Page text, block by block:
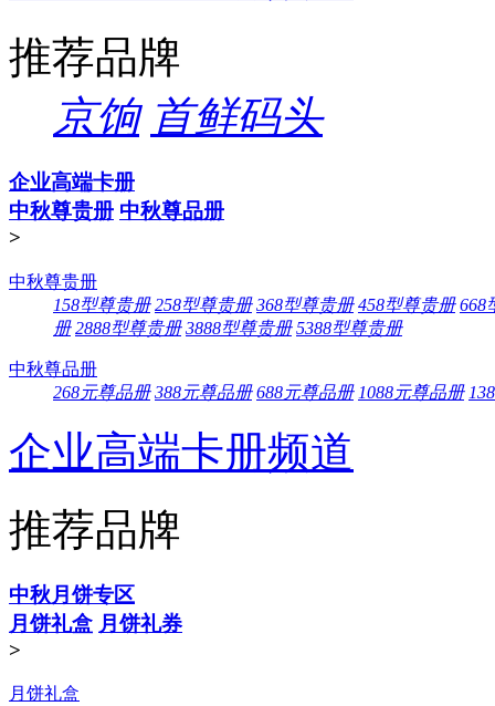
推荐品牌
京饷 首鲜码头
企业高端卡册
中秋尊贵册 中秋尊品册
>
中秋尊贵册
158型尊贵册 258型尊贵册 368型尊贵册 458型尊贵册 668
册 2888型尊贵册 3888型尊贵册 5388型尊贵册
中秋尊品册
268元尊品册 388元尊品册 688元尊品册 1088元尊品册
企业高端卡册频道
推荐品牌
中秋月饼专区
月饼礼盒 月饼礼券
>
月饼礼盒